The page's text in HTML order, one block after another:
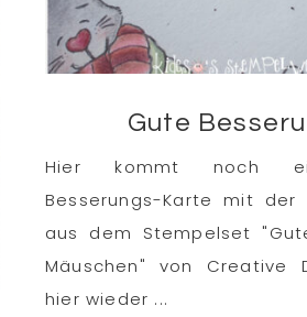
Gute
Hier kommt noch
Besserungs-Karte mit der
aus dem Stempelset
Mäuschen" von Creative
hier wieder ...